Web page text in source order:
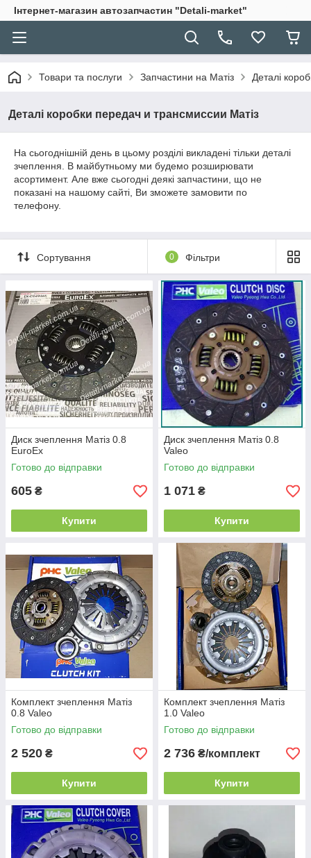
Інтернет-магазин автозапчастин "Detali-market"
Товари та послуги Запчастини на Матіз Деталі
Деталі коробки передач и трансмиссии Матіз
На сьогоднішній день в цьому розділі викладені тільки деталі
зчеплення. В майбутньому ми будемо розширювати
асортимент. Але вже сьогодні деякі запчастини, що не
показані на нашому сайті, Ви зможете замовити по
телефону.
Сортування 0 Фільтри
Диск зчеплення Матіз 0.8
EuroEx
Готово до відправки
605 ₴
Купити
Диск зчеплення Матіз 0.8
Valeo
Готово до відправки
1 071 ₴
Купити
Комплект зчеплення Матіз
0.8 Valeo
Готово до відправки
2 520 ₴
Купити
Комплект зчеплення Матіз
1.0 Valeo
Готово до відправки
2 736 ₴/комплект
Купити